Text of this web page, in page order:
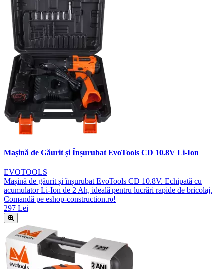
Mașină de Găurit și Înșurubat EvoTools CD 10.8V Li-Ion
EVOTOOLS
Mașină de găurit și înșurubat EvoTools CD 10.8V. Echipată cu
acumulator Li-Ion de 2 Ah, ideală pentru lucrări rapide de bricolaj.
Comandă pe eshop-construction.ro!
297 Lei